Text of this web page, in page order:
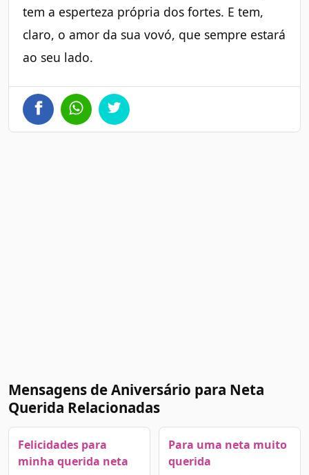
tem a esperteza própria dos fortes. E tem,
claro, o amor da sua vovó, que sempre estará
ao seu lado.
Mensagens de Aniversário para Neta
Querida Relacionadas
Felicidades para
minha querida neta
Para uma neta muito
querida